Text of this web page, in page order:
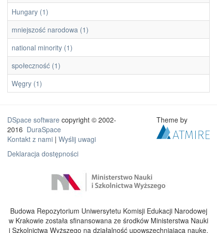
Hungary (1)
mniejszość narodowa (1)
national minority (1)
społeczność (1)
Węgry (1)
DSpace software copyright © 2002-
2016 DuraSpace
Kontakt z nami | Wyślij uwagi
Deklaracja dostępności
Theme by
Budowa Repozytorium Uniwersytetu Komisji Edukacji Narodowej
w Krakowie została sfinansowana ze środków Ministerstwa Nauki
i Szkolnictwa Wyższego na działalność upowszechniającą naukę.